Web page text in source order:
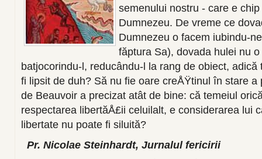
semenului nostru - care e
Dumnezeu. De vreme ce
Dumnezeu o facem iubindu-
făptura Sa), dovada hulei nu
batjocorindu-l, reducându-l la rang de obiect,
fi lipsit de duh? Să nu fie oare creÅŸtinul în stare a
de Beauvoir a precizat atât de bine: că temeiul
respectarea libertăÅ£ii celuilalt, e considerarea lui
libertate nu poate fi siluită?
Pr. Nicolae Steinhardt, Jurnalul fericirii